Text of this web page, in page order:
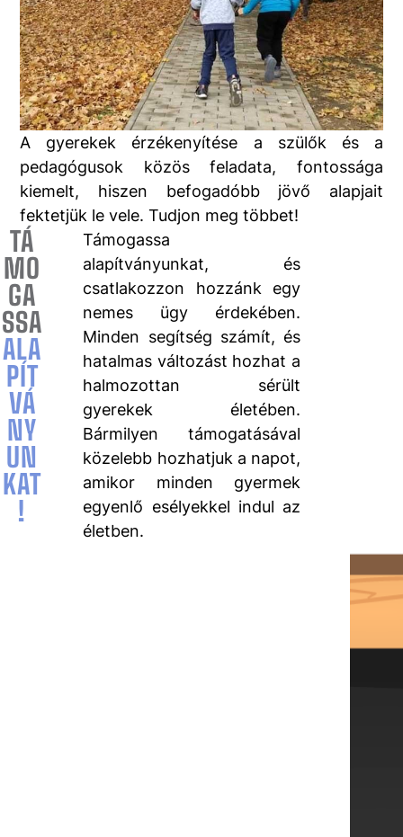
A gyerekek érzékenyítése a szülők és a
pedagógusok közös feladata, fontossága
kiemelt, hiszen befogadóbb jövő alapjait
fektetjük le vele. Tudjon meg többet!
TÁ
MO
GA
SSA
ALA
PÍT
VÁ
NY
UN
KAT
!
Támogassa
alapítványunkat, és
csatlakozzon hozzánk egy
nemes ügy érdekében.
Minden segítség számít, és
hatalmas változást hozhat a
halmozottan sérült
gyerekek életében.
Bármilyen támogatásával
közelebb hozhatjuk a napot,
amikor minden gyermek
egyenlő esélyekkel indul az
életben.